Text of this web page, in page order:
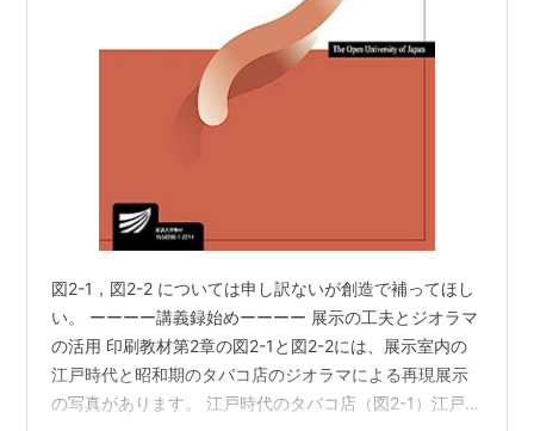
図2-1，図2-2 については申し訳ないが創造で補ってほし
い。 ーーーー講義録始めーーーー 展示の工夫とジオラマ
の活用 印刷教材第2章の図2-1と図2-2には、展示室内の
江戸時代と昭和期のタバコ店のジオラマによる再現展示
の写真があります。 江戸時代のタバコ店（図2-1）江戸時